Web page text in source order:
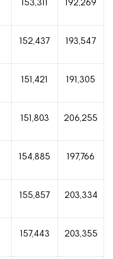
153,311 192,269
152,437 193,547
151,421 191,305
151,803 206,255
154,885 197,766
155,857 203,334
157,443 203,355